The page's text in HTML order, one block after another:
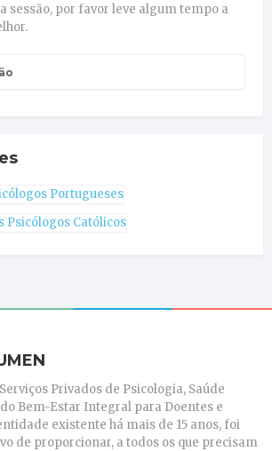
sessão, por favor leve algum tempo a
Serviços Privados de Psicologia, Saúde
Bem-Estar Integral para Doentes e
existente há mais de 15 anos, foi
de proporcionar, a todos os que precisam